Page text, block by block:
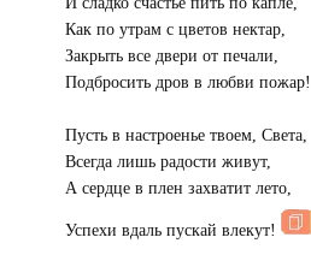
Как по утрам с цветов нектар,
Закрыть все двери от печали,
Подбросить дров в любви пожар!
Пусть в настроенье твоем, Света,
Всегда лишь радости живут,
А сердце в плен захватит лето,
Успехи вдаль пускай влекут!